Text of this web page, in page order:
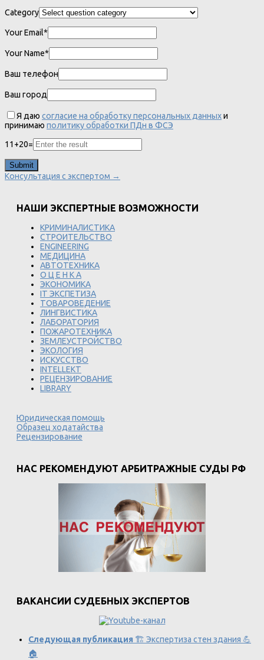
Category
Your Email*
Your Name*
Ваш телефон
Ваш город
Я даю согласие на обработку персональных данныхи
принимаю политику обработки ПДн в ФСЭ
11 +20=
Консультация с экспертом →
НАШИ ЭКСПЕРТНЫЕ ВОЗМОЖНОСТИ
КРИМИНАЛИСТИКА
СТРОИТЕЛЬСТВО
ENGINEERING
МЕДИЦИНА
АВТОТЕХНИКА
О Ц Е Н К А
ЭКОНОМИКА
IT ЭКСПЕТИЗА
ТОВАРОВЕДЕНИЕ
ЛИНГВИСТИКА
ЛАБОРАТОРИЯ
ПОЖАРОТЕХНИКА
ЗЕМЛЕУСТРОЙСТВО
ЭКОЛОГИЯ
ИСКУССТВО
INTELLEKT
РЕЦЕНЗИРОВАНИЕ
LIBRARY
Юридическая помощь
Образец ходатайства
Рецензирование
НАС РЕКОМЕНДУЮТ АРБИТРАЖНЫЕ СУДЫ РФ
ВАКАНСИИ СУДЕБНЫХ ЭКСПЕРТОВ
Следующая публикация 🏗 Экспертиза стен здания 💪
🏠